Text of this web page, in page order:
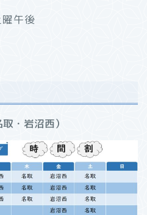
午後
・岩沼西）